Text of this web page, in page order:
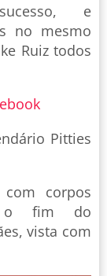
e
no mesmo
Ruiz todos
Pitties
corpos
o fim do
vista com